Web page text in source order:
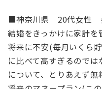
■神奈川県 20代女性
結婚をきっかけに家計を
将来に不安(毎月いくら
に比べて高すぎるので
について、とりあえず無